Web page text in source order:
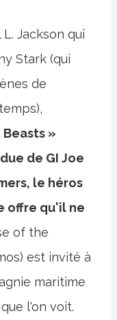
Jackson qui
Stark (qui
de
»
de GI Joe
le héros
offre qu'il ne
of the
est invité à
maritime
l'on voit.